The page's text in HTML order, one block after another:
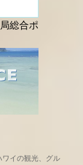
イの観光、グル